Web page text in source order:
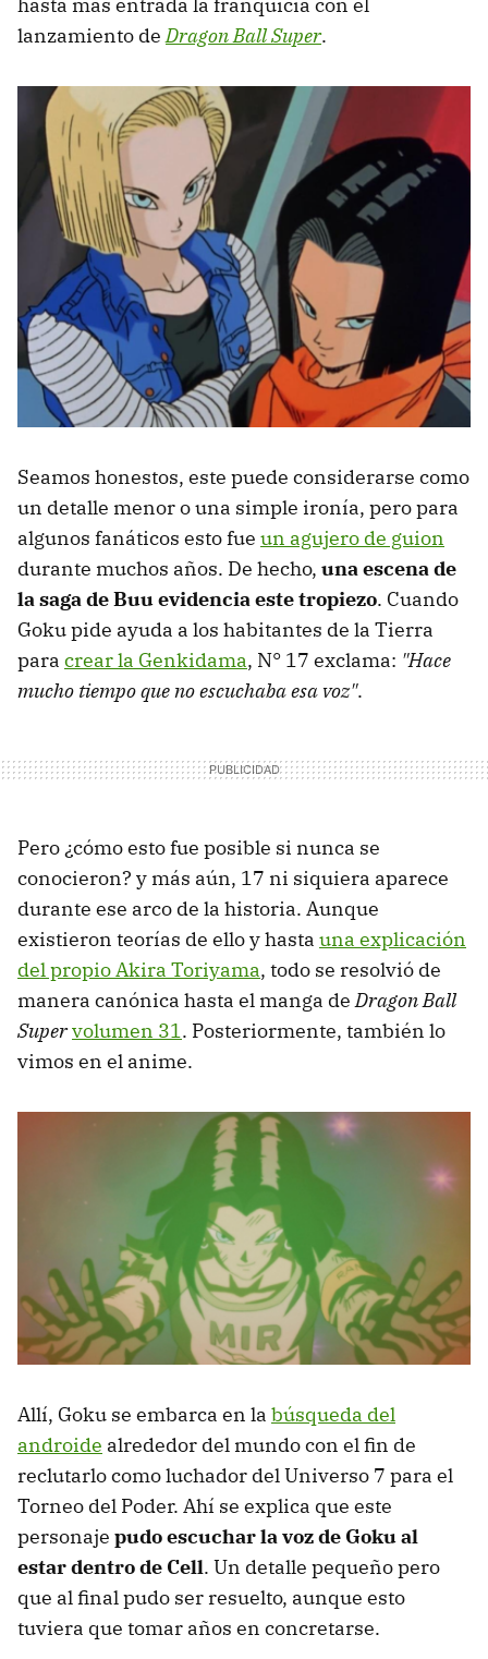
hasta más entrada la franquicia con el
lanzamiento deDragon Ball Super.
Seamos honestos, este puede considerarse como
un detalle menor o una simple ironía, pero para
algunos fanáticos esto fue un agujero de guion
durante muchos años. De hecho, una escena de
la saga de Buu evidencia este tropiezo. Cuando
Goku pide ayuda a los habitantes de la Tierra
para crear la Genkidama, N° 17 exclama: "Hace
mucho tiempo que no escuchaba esa voz".
Pero ¿cómo esto fue posible si nunca se
conocieron? y más aún, 17 ni siquiera aparece
durante ese arco de la historia. Aunque
existieron teorías de ello y hasta una explicación
del propio Akira Toriyama, todo se resolvió de
manera canónica hasta el manga deDragon Ball
Supervolumen 31. Posteriormente, también lo
vimos en el anime.
Allí, Goku se embarca en la búsqueda del
androide alrededor del mundo con el fin de
reclutarlo como luchador del Universo 7 para el
Torneo del Poder. Ahí se explica que este
personaje pudo escuchar la voz de Goku al
estar dentro de Cell. Un detalle pequeño pero
que al final pudo ser resuelto, aunque esto
tuviera que tomar años en concretarse.